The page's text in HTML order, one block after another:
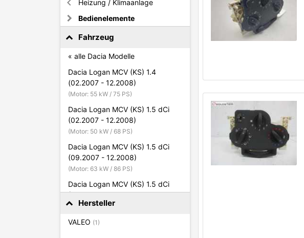
Heizung / Klimaanlage
Bedienelemente
Fahrzeug
« alle Dacia Modelle
Dacia Logan MCV (KS) 1.4
(02.2007 - 12.2008)
(Motor: 55 kW / 75 PS)
Dacia Logan MCV (KS) 1.5 dCi
(02.2007 - 12.2008)
(Motor: 50 kW / 68 PS)
Dacia Logan MCV (KS) 1.5 dCi
(09.2007 - 12.2008)
(Motor: 63 kW / 86 PS)
Dacia Logan MCV (KS) 1.5 dCi
(05.2010 - heute)
(Motor: 55 kW / 75 PS)
Dacia Logan MCV (KS) 1.5 dCi
Hersteller
VALEO (1)